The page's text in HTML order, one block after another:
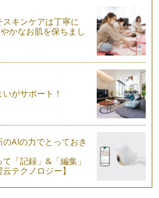
クティブ野菜ソムリエの岩本 香で
でも、庭の…
ろう ジェリーサラダ♪
菜ソムリエの岩本 香 です。東京も
ね。家にこ…
ろうトマトのブラマンジェ
エの岩本 香です。今年もあっとい
！
の岩本 香です。少しずつ暑い日差
てきました…
キンケアは丁寧に
かなお肌を保ちまし
がサポート！
AIの力でとっておき
「記録」&「編集」
テクノロジー】